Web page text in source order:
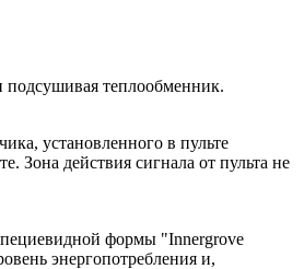
подсушивая теплообменник.
установленного в пульте
Зона действия сигнала от пульта не
формы "Innergrove
энергопотребления и,